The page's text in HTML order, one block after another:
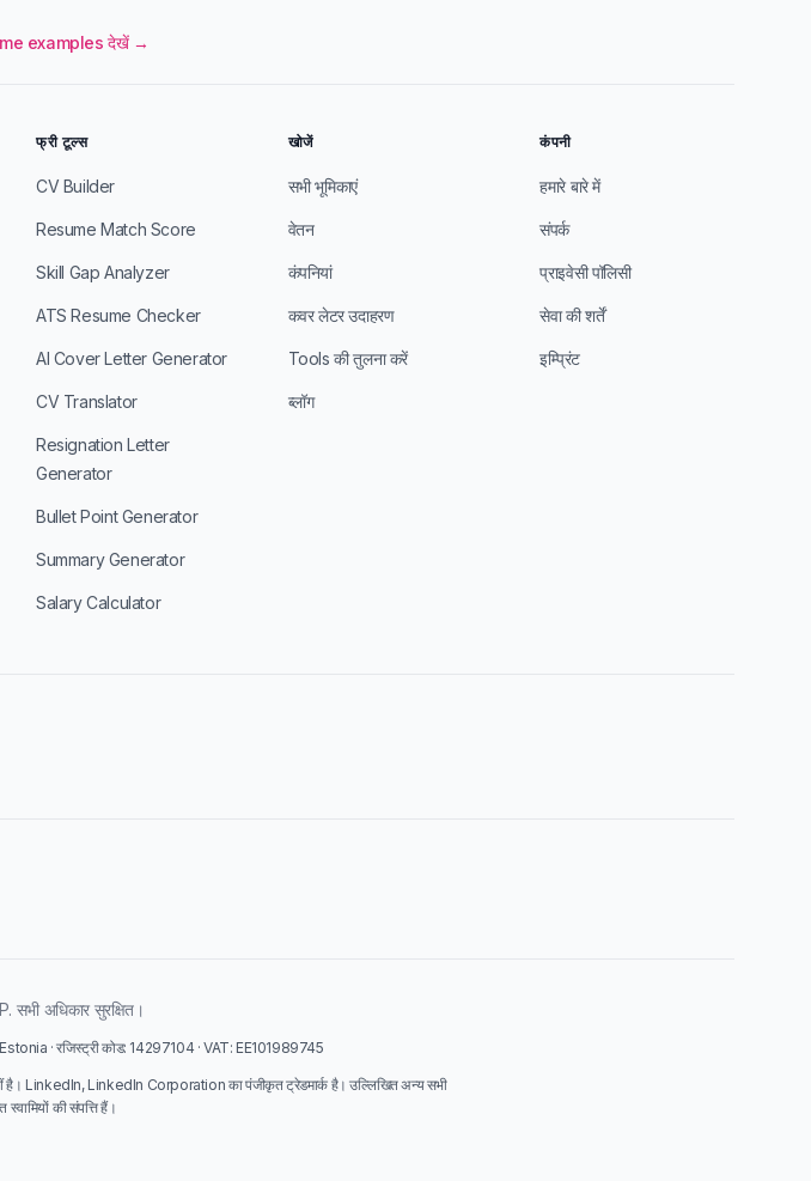
examples देखें →
फ्री टूल्स
CV Builder
Resume Match Score
Skill Gap Analyzer
ATS Resume Checker
AI Cover Letter Generator
CV Translator
Resignation Letter
Generator
Bullet Point Generator
Summary Generator
Salary Calculator
खोजें
सभी भूमिकाएं
वेतन
कंपनियां
कवर लेटर उदाहरण
Tools की तुलना करें
ब्लॉग
कंपनी
हमारे बारे में
संपर्क
प्राइवेसी पॉलिसी
सेवा की शर्तें
इम्प्रिंट
अधिकार सुरक्षित।
· रजिस्ट्री कोड: 14297104 · VAT: EE101989745
LinkedIn, LinkedIn Corporation का पंजीकृत ट्रेडमार्क है। उल्लिखित अन्य सभी
की संपत्ति हैं।